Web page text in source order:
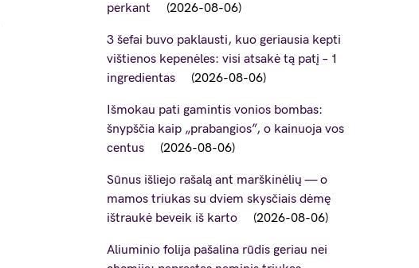
perkant
2026-08-06
3 šefai buvo paklausti, kuo geriausia kepti
vištienos kepenėles: visi atsakė tą patį – 1
ingredientas
2026-08-06
Išmokau pati gamintis vonios bombas:
šnypščia kaip „prabangios”, o kainuoja vos
centus
2026-08-06
Sūnus išliejo rašalą ant marškinėlių — o
mamos triukas su dviem skysčiais dėmę
ištraukė beveik iš karto
2026-08-06
Aliuminio folija pašalina rūdis geriau nei